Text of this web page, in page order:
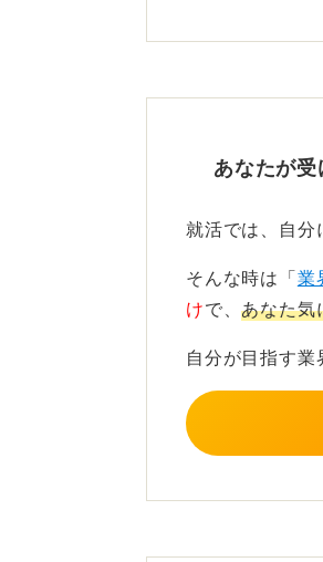
ラマーになれる
求められ
最初のステップ
ゲームプログ
に考えて筋道を
また、この計画
人の予算や、
あなたが
就活では、自分
そんな時は「 業
けで、あなた気
自分が目指す業